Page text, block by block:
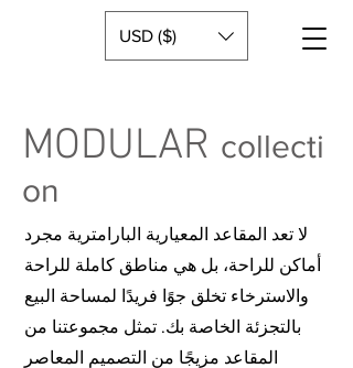
USD ($)
MODULAR collecti
on
لا تعد المقاعد المعيارية البارامترية مجرد
أماكن للراحة، بل هي مناطق كاملة للراحة
والاسترخاء تخلق جوًا فريدًا لمساحة البيع
بالتجزئة الخاصة بك. تمثل مجموعتنا من
المقاعد مزيجًا من التصميم المعاصر